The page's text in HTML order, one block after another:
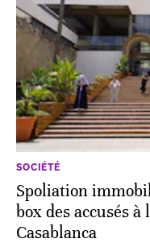
SOCIÉTÉ
Spoliation
box des accusés à
Casablanca